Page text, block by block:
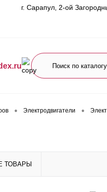
г. Сарапул, 2-ой
• Электродвигатели •
ТОВАРЫ